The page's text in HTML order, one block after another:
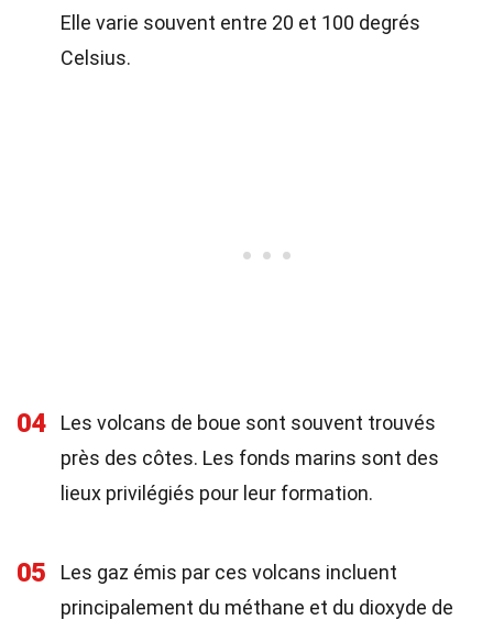
Elle varie souvent entre 20 et 100 degrés
Celsius.
04
Les volcans de boue sont souvent trouvés
près des côtes. Les fonds marins sont des
lieux privilégiés pour leur formation.
05
Les gaz émis par ces volcans incluent
principalement du méthane et du dioxyde de